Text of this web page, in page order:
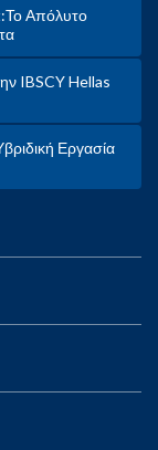
Απόλυτο
IBSCY Hellas
Εργασία